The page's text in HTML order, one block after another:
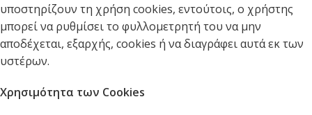
υποστηρίζουν τη χρήση cookies, εντούτοις, ο χρήστης
μπορεί να ρυθμίσει το φυλλομετρητή του να μην
αποδέχεται, εξαρχής, cookies ή να διαγράφει αυτά εκ των
υστέρων.
Χρησιμότητα των Cookies